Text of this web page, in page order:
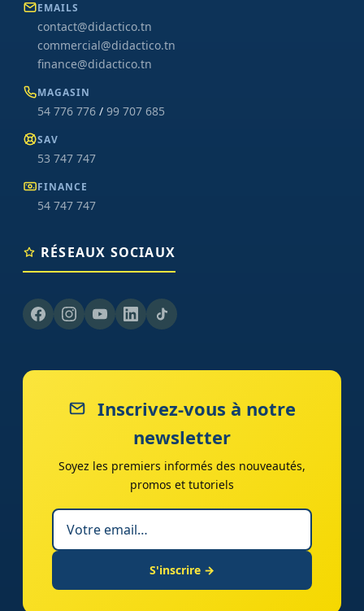
EMAILS
contact@didactico.tn
commercial@didactico.tn
finance@didactico.tn
MAGASIN
54 776 776 / 99 707 685
SAV
53 747 747
FINANCE
54 747 747
RÉSEAUX SOCIAUX
Inscrivez-vous à notre
newsletter
Soyez les premiers informés des nouveautés,
promos et tutoriels
S'inscrire →